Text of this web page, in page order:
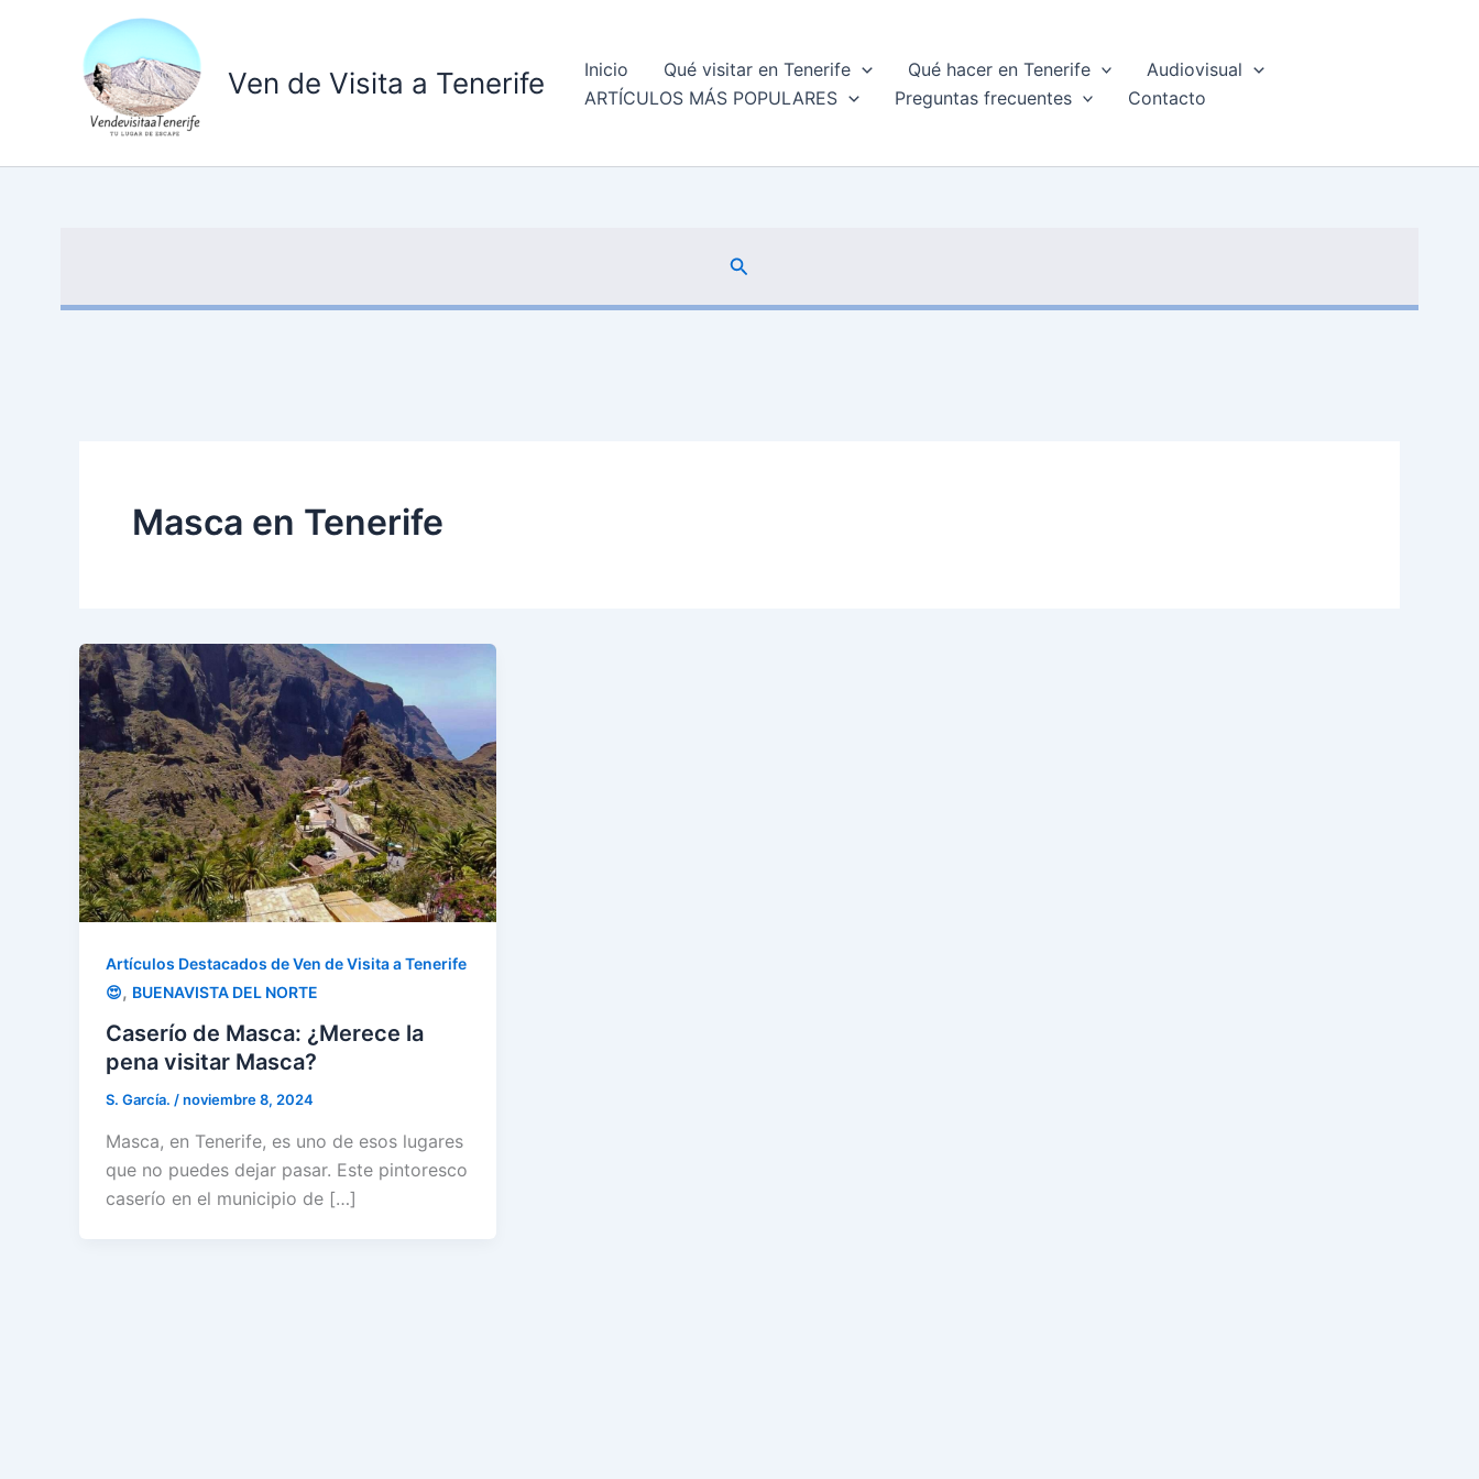
Ven de Visita a Tenerife Inicio Qué visitar en Tenerife Qué hacer en Tenerife
Audiovisual
ARTÍCULOS MÁS POPULARES
Preguntas frecuentes Contacto
Buscar
Masca en Tenerife
Artículos Destacados de Ven de Visita a Tenerife
😍, BUENAVISTA DEL NORTE
Caserío de Masca: ¿Merece la
pena visitar Masca?
S. García. /noviembre 8, 2024
Masca, en Tenerife, es uno de esos lugares
que no puedes dejar pasar. Este pintoresco
caserío en el municipio de […]